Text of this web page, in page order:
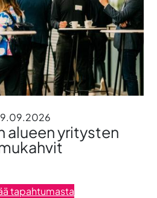
alueen yritysten
tapahtumasta